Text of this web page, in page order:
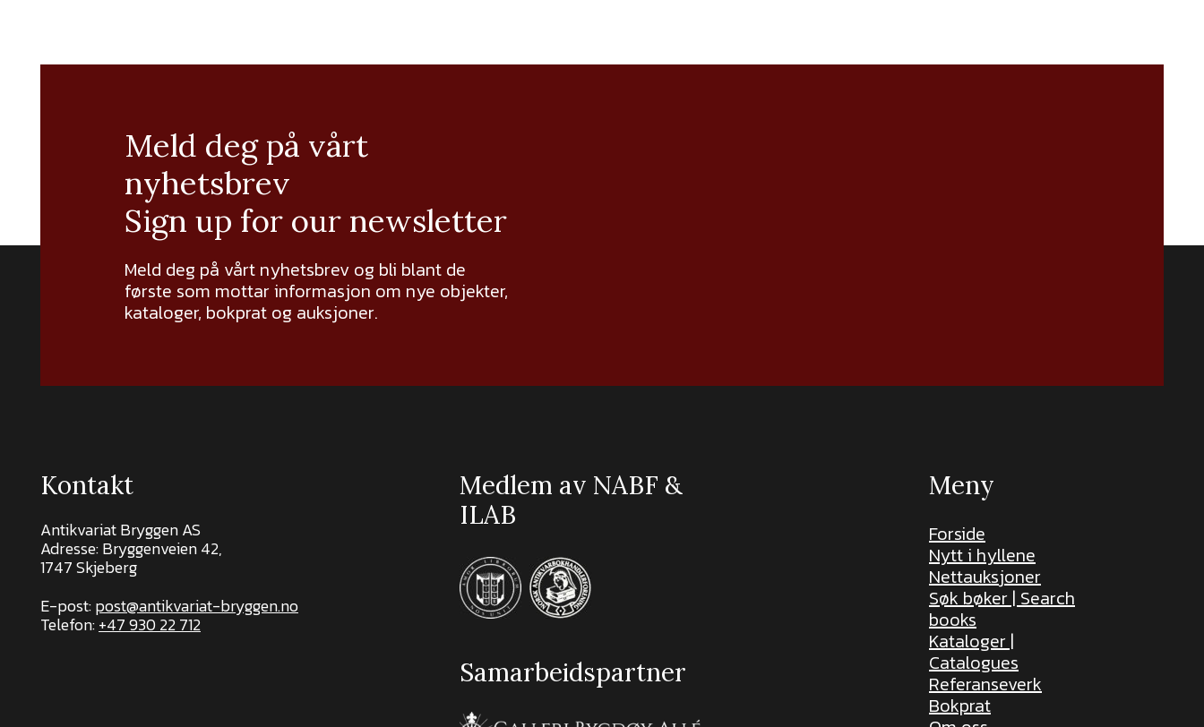
Meld deg på vårt
nyhetsbrev
Sign up for our newsletter
Meld deg på vårt nyhetsbrev og bli blant de
første som mottar informasjon om nye objekter,
kataloger, bokprat og auksjoner.
Kontakt
Antikvariat Bryggen AS
Adresse: Bryggenveien 42,
1747 Skjeberg
E-post:post@antikvariat-bryggen.no
Telefon:+47 930 22 712
Medlem av NABF &
ILAB
Samarbeidspartner
Meny
Forside
Nytt i hyllene
Nettauksjoner
Søk bøker | Search
books
Kataloger |
Catalogues
Referanseverk
Bokprat